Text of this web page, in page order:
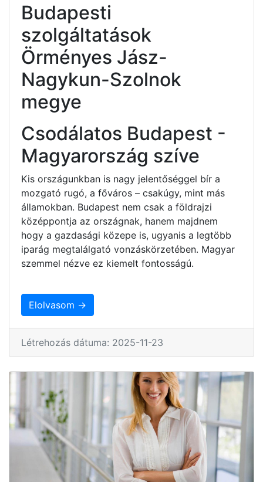
Budapesti
szolgáltatások
Örményes Jász-
Nagykun-Szolnok
megye
Csodálatos Budapest -
Magyarország szíve
Kis országunkban is nagy jelentőséggel bír a
mozgató rugó, a főváros – csakúgy, mint más
államokban. Budapest nem csak a földrajzi
középpontja az országnak, hanem majdnem
hogy a gazdasági közepe is, ugyanis a legtöbb
iparág megtalálgató vonzáskörzetében. Magyar
szemmel nézve ez kiemelt fontosságú.
Elolvasom →
Létrehozás dátuma: 2025-11-23